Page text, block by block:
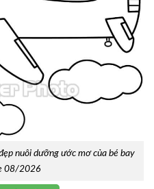
nuôi dưỡng ước mơ của bé bay
08/2026